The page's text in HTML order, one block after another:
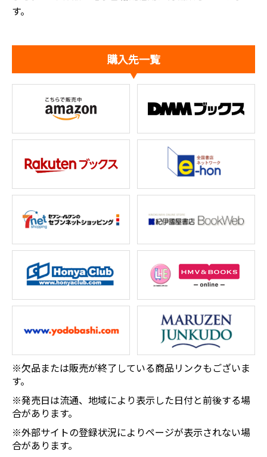
す。
購入先一覧
※欠品または販売が終了している商品リンクもございま
す。
※発売日は流通、地域により表示した日付と前後する場
合があります。
※外部サイトの登録状況によりページが表示されない場
合があります。